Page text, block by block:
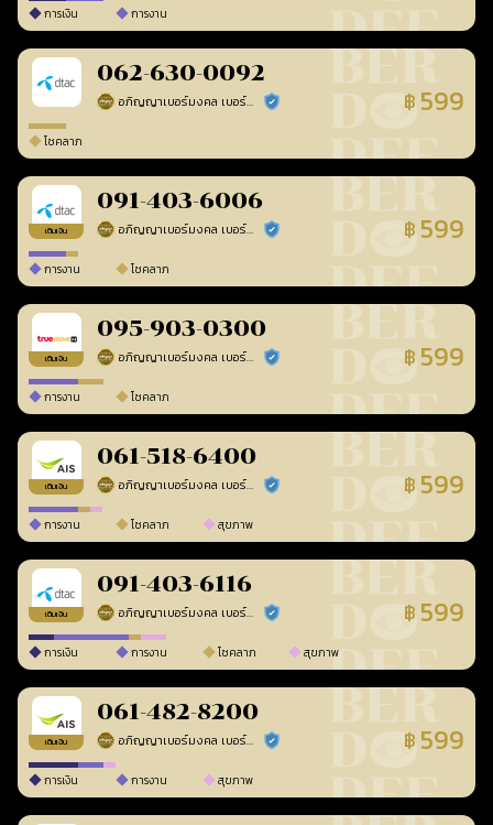
การเงิน การงาน
062-630-0092
อภิญญาเบอร์มงคล เบอร์สวยเลขศาสตร์ ร้านยืนยันแล้ว ฿ 599
โชคลาภ
เติมเงิน
091-403-6006
อภิญญาเบอร์มงคล เบอร์สวยเลขศาสตร์ ร้านยืนยันแล้ว ฿ 599
การงาน โชคลาภ
เติมเงิน
095-903-0300
อภิญญาเบอร์มงคล เบอร์สวยเลขศาสตร์ ร้านยืนยันแล้ว ฿ 599
การงาน โชคลาภ
เติมเงิน
061-518-6400
อภิญญาเบอร์มงคล เบอร์สวยเลขศาสตร์ ร้านยืนยันแล้ว ฿ 599
การงาน โชคลาภ สุขภาพ
เติมเงิน
091-403-6116
อภิญญาเบอร์มงคล เบอร์สวยเลขศาสตร์ ร้านยืนยันแล้ว ฿ 599
การเงิน การงาน โชคลาภ สุขภาพ
เติมเงิน
061-482-8200
อภิญญาเบอร์มงคล เบอร์สวยเลขศาสตร์ ร้านยืนยันแล้ว ฿ 599
การเงิน การงาน สุขภาพ